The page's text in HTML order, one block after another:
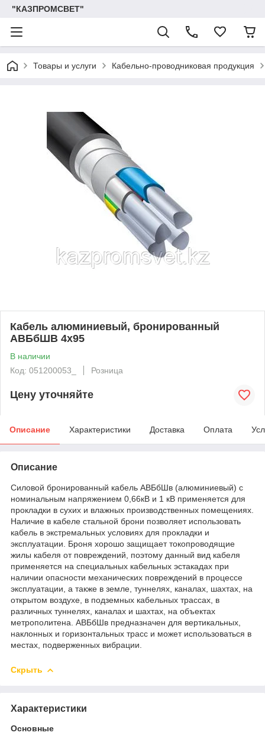
"КАЗПРОМСВЕТ"
Товары и услуги Кабельно-проводниковая продукция
Кабель алюминиевый, бронированный
АВБбШВ 4х95
В наличии
Код: 051200053_
Розница
Цену уточняйте
Описание Характеристики Доставка Оплата
Описание
Силовой бронированный кабель АВБбШв (алюминиевый) с
номинальным напряжением 0,66кВ и 1 кВ применяется для
прокладки в сухих и влажных производственных помещениях.
Наличие в кабеле стальной брони позволяет использовать
кабель в экстремальных условиях для прокладки и
эксплуатации. Броня хорошо защищает токопроводящие
жилы кабеля от повреждений, поэтому данный вид кабеля
применяется на специальных кабельных эстакадах при
наличии опасности механических повреждений в процессе
эксплуатации, а также в земле, туннелях, каналах, шахтах, на
открытом воздухе, в подземных кабельных трассах, в
различных туннелях, каналах и шахтах, на объектах
метрополитена. АВБбШв предназначен для вертикальных,
наклонных и горизонтальных трасс и может использоваться в
местах, подверженных вибрации.
Скрыть
Характеристики
Основные